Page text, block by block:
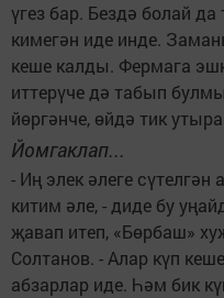
үгез бар. Бездә болай
кимегән иде инде.
кеше калды. Фермага
иттерүче дә табып
йөргәнче, өйдә тик
Йомгаклап...
- Иң элек әлеге
китим әле, - диде бу
җавап итеп, «Бөрбаш»
Солтанов. - Алар күп
абзарлар иде. Һәм бик